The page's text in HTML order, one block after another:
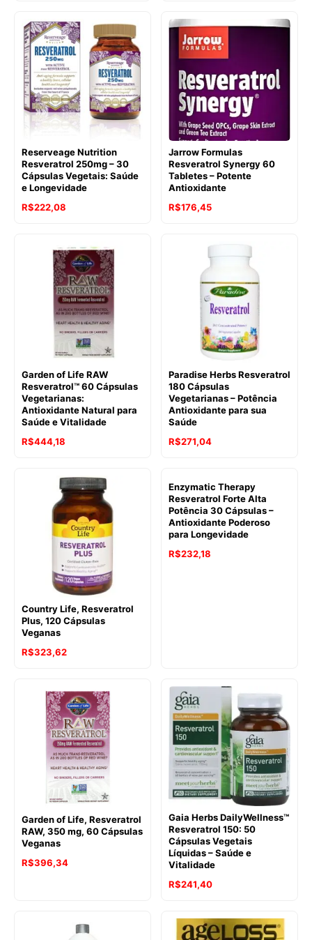
R$505,33.R$284,20.
Reserveage Nutrition
Resveratrol 250mg – 30
Cápsulas Vegetais: Saúde
e Longevidade
O
R$253,47.
R$222,08
é:
R$222,08.
Jarrow Formulas
Resveratrol Synergy 60
Tabletes – Potente
Antioxidante
O
R$253,47.
R$176,45O
é:
R$176,45.
Garden of Life RAW
Resveratrol™ 60 Cápsulas
Vegetarianas:
Antioxidante Natural para
Saúde e Vitalidade
R$444,18
Paradise Herbs Resveratrol
180 Cápsulas
Vegetarianas – Potência
Antioxidante para sua
Saúde
R$271,04
Country Life, Resveratrol
Plus, 120 Cápsulas
Veganas
R$323,62
Enzymatic Therapy
Resveratrol Forte Alta
Potência 30 Cápsulas –
Antioxidante Poderoso
para Longevidade
R$232,18
Garden of Life, Resveratrol
RAW, 350 mg, 60 Cápsulas
Veganas
R$396,34
Gaia Herbs DailyWellness™
Resveratrol 150: 50
Cápsulas Vegetais
Líquidas – Saúde e
Vitalidade
O
original
R$241,40O
atual